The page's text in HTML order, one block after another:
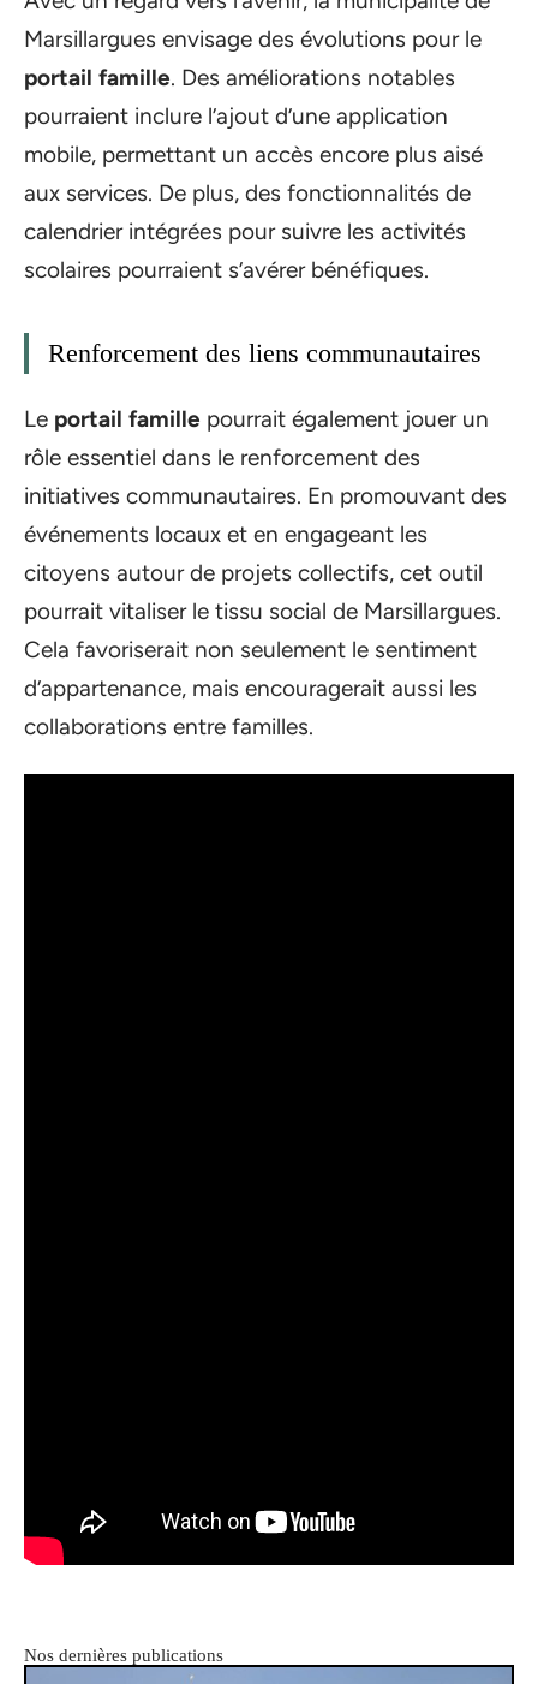
Marsillargues envisage des évolutions pour le
portail famille. Des améliorations notables
pourraient inclure l’ajout d’une application
mobile, permettant un accès encore plus aisé
aux services. De plus, des fonctionnalités de
calendrier intégrées pour suivre les activités
scolaires pourraient s’avérer bénéfiques.
Renforcement des liens communautaires
Le portail famille pourrait également jouer un
rôle essentiel dans le renforcement des
initiatives communautaires. En promouvant des
événements locaux et en engageant les
citoyens autour de projets collectifs, cet outil
pourrait vitaliser le tissu social de Marsillargues.
Cela favoriserait non seulement le sentiment
d’appartenance, mais encouragerait aussi les
collaborations entre familles.
Nos dernières publications